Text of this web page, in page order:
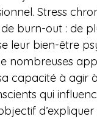
Stress
burn-out : de
leur bien-être
nombreuses
capacité à agir
qui
d’expliquer